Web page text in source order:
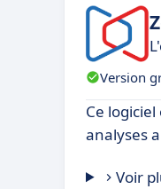
Version
Ce
analyses
Voir